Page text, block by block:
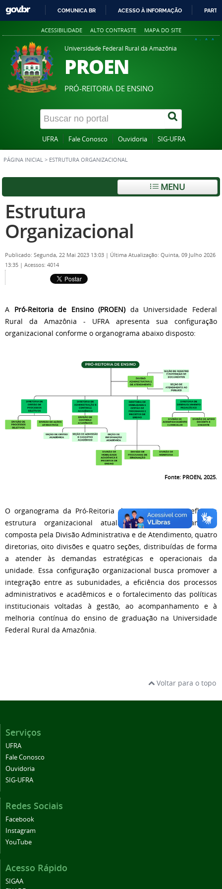
PARA
O
CONTEÚDO
COMUNICA BR ACESSO À INFORMAÇÃO
ACESSIBILIDADE ALTO CONTRASTE MAPA DO SITE
A+ A A-
Universidade Federal Rural da Amazônia
PROEN
PRÓ-REITORIA DE ENSINO
UFRA Fale Conosco Ouvidoria SIG-UFRA
PÁGINA INICIAL > ESTRUTURA ORGANIZACIONAL
MENU
Estrutura
Organizacional
Publicado: Segunda, 22 Mai 2023 13:03 | Última Atualização: Quinta, 09 Julho 2026
13:35 | Acessos: 4014
A Pró-Reitoria de Ensino (PROEN)da Universidade Federal
Rural da Amazônia - UFRA apresenta sua configuração
organizacional conforme o organograma abaixo disposto:
Fonte: PROEN, 2025.
O organograma da Pró-Reitoria de Ensino (PROEN) reflete a
estrutura organizacional atualmente em funcionamento,
composta pela Divisão Administrativa e de Atendimento, quatro
diretorias, oito divisões e quatro seções, distribuídas de forma
a atender às demandas estratégicas e operacionais da
unidade. Essa configuração organizacional busca promover a
integração entre as subunidades, a eficiência dos processos
administrativos e acadêmicos e o fortalecimento das políticas
institucionais voltadas à gestão, ao acompanhamento e à
melhoria contínua do ensino de graduação na Universidade
Federal Rural da Amazônia.
Voltar para o topo
Serviços
UFRA
Fale Conosco
Ouvidoria
SIG-UFRA
Redes Sociais
Facebook
Instagram
YouTube
Acesso Rápido
SIGAA